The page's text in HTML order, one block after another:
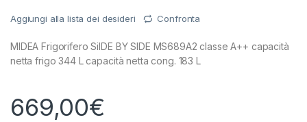
Aggiungi alla lista dei desideri Confronta
MIDEA Frigorifero SiIDE BY SIDE MS689A2 classe A++ capacità
netta frigo 344 L capacità netta cong. 183 L
669,00€